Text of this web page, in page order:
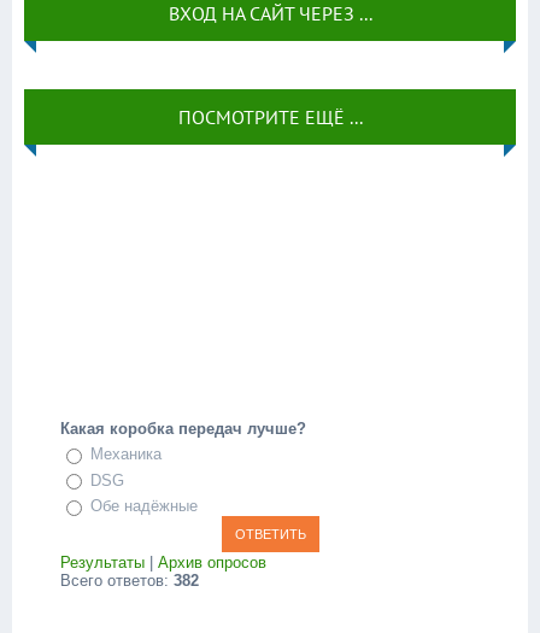
ВХОД НА САЙТ ЧЕРЕЗ ...
ПОСМОТРИТЕ ЕЩЁ ...
Какая коробка передач лучше?
Механика
DSG
Обе надёжные
Результаты | Архив опросов
Всего ответов: 382